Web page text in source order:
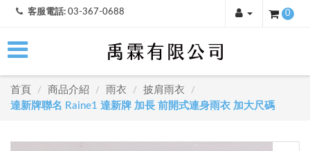
客服電話: 03-367-0688 0
首頁 / 商品介紹 / 雨衣 / 披肩雨衣 /
達新牌聯名 Raine1 達新牌 加長 前開式連身雨衣 加大尺碼